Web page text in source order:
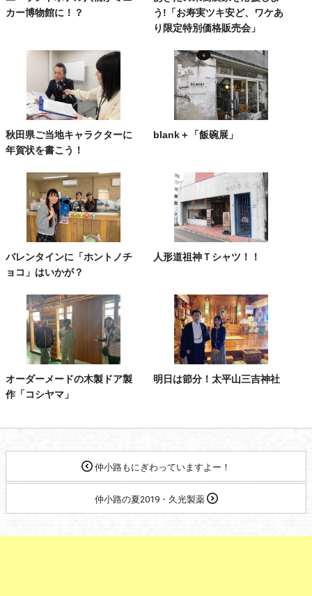
カー博物館に！？
う!「お寿実ツキ安ど、ワケあ
り限定特別価格販売会」
秋田県ご当地キャラクターに
年賀状を書こう！
blank＋「飯碗展」
バレンタインに「ホントノチ
ョコ」はいかが？
人形道祖神Ｔシャツ！！
オーダーメードの木製ドア製
作「コシヤマ」
明日は節分！太平山三吉神社
仲小路もにぎわっていますよー！
仲小路の夏2019・久光製薬